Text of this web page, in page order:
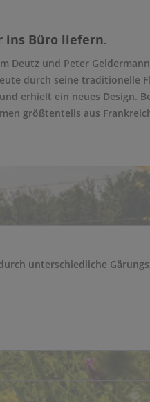
ins Büro liefern.
Deutz und Peter
durch seine traditionelle
erhielt ein neues Design.
größtenteils aus
unterschiedliche